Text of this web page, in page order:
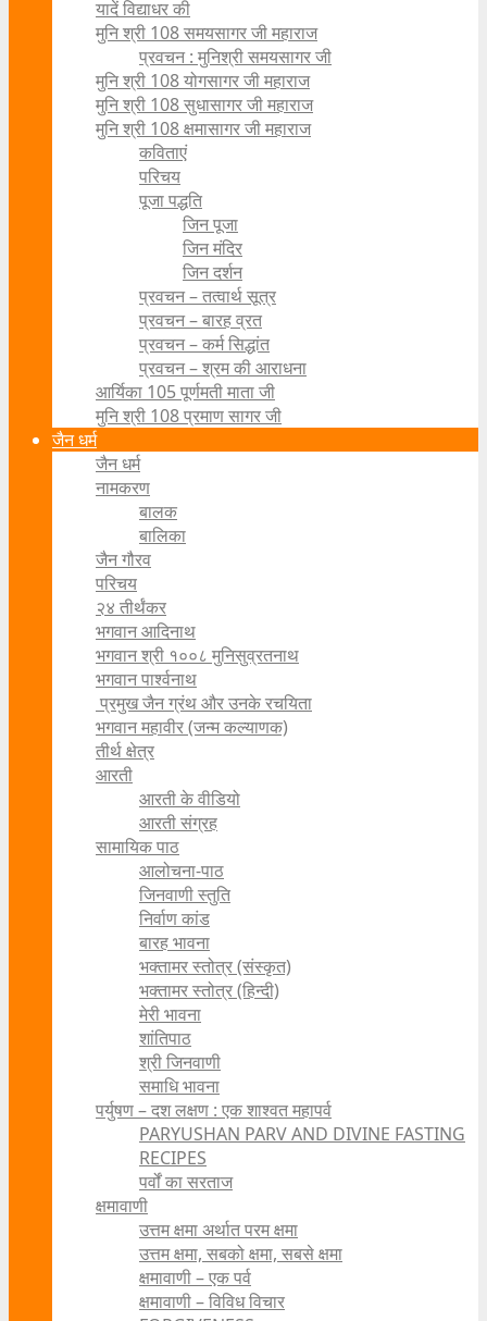
यादें विद्याधर की
मुनि श्री 108 समयसागर जी महाराज
प्रवचन : मुनिश्री समयसागर जी
मुनि श्री 108 योगसागर जी महाराज
मुनि श्री 108 सुधासागर जी महाराज
मुनि श्री 108 क्षमासागर जी महाराज
कविताएं
परिचय
पूजा पद्धति
जिन पूजा
जिन मंदिर
जिन दर्शन
प्रवचन – तत्वार्थ सूत्र
प्रवचन – बारह व्रत
प्रवचन – कर्म सिद्धांत
प्रवचन – श्रम की आराधना
आर्यिका 105 पूर्णमती माता जी
मुनि श्री 108 प्रमाण सागर जी
जैन धर्म
जैन धर्म
नामकरण
बालक
बालिका
जैन गौरव
परिचय
२४ तीर्थंकर
भगवान आदिनाथ
भगवान श्री १००८ मुनिसुव्रतनाथ
भगवान पार्श्वनाथ
प्रमुख जैन ग्रंथ और उनके रचयिता
भगवान महावीर (जन्म कल्याणक)
तीर्थ क्षेत्र
आरती
आरती के वीडियो
आरती संग्रह
सामायिक पाठ
आलोचना-पाठ
जिनवाणी स्तुति
निर्वाण कांड
बारह भावना
भक्तामर स्तोत्र (संस्कृत)
भक्तामर स्तोत्र (हिन्दी)
मेरी भावना
शांतिपाठ
श्री जिनवाणी
समाधि भावना
पर्युषण – दश लक्षण : एक शाश्वत महापर्व
PARYUSHAN PARV AND DIVINE FASTING
RECIPES
पर्वों का सरताज
क्षमावाणी
उत्तम क्षमा अर्थात परम क्षमा
उत्तम क्षमा, सबको क्षमा, सबसे क्षमा
क्षमावाणी – एक पर्व
क्षमावाणी – विविध विचार